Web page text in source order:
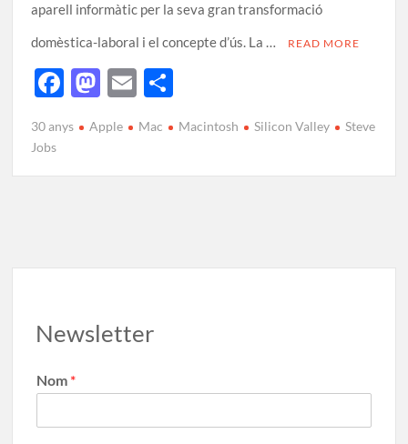
aparell informàtic per la seva gran transformació
domèstica-laboral i el concepte d’ús. La …
READ MORE
F
e
b
M
to
d
E
ail m
p
30 anys Apple Mac Macintosh Silicon Valley
Steve
Jobs
Newsletter
Nom *